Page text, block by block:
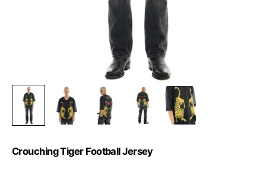
Crouching Tiger Football Jersey